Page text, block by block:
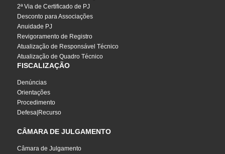
2ª Via de Certificado de PJ
Desconto para Associações
Anuidade PJ
Revigoramento de Registro
Atualização de Responsável Técnico
Atualização de Quadro Técnico
FISCALIZAÇÃO
Denúncias
Orientações
Procedimento
Defesa|Recurso
CÂMARA DE JULGAMENTO
Câmara de Julgamento